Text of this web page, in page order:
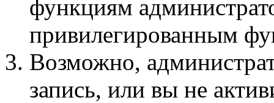
функциям
привилегированным
Возможно,
запись, или вы не